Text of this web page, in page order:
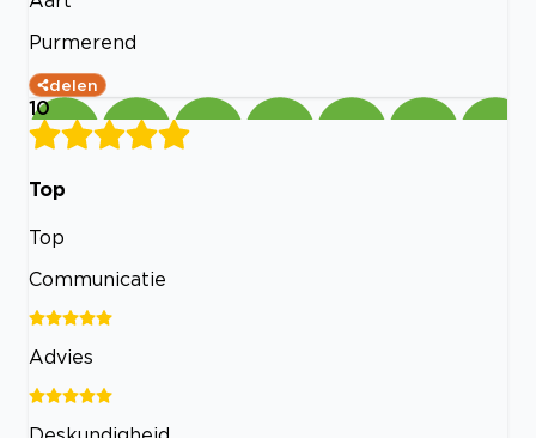
Purmerend
delen
10
Top
Top
Communicatie
Advies